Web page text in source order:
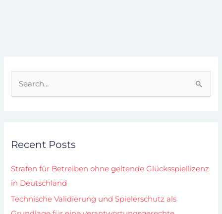
c
f
o
r
Recent Posts
Strafen für Betreiben ohne geltende Glücksspiellizenz
in Deutschland
Technische Validierung und Spielerschutz als